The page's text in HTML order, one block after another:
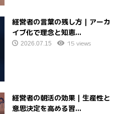
経営者の言葉の残し方｜アーカ
イブ化で理念と知恵...
2026.07.15 15 views
経営者の朝活の効果｜生産性と
意思決定を高める習...